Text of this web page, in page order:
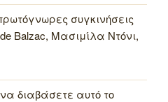
συγκινήσεις
Balzac, Μασιμίλα Ντόνι,
να διαβάσετε αυτό το